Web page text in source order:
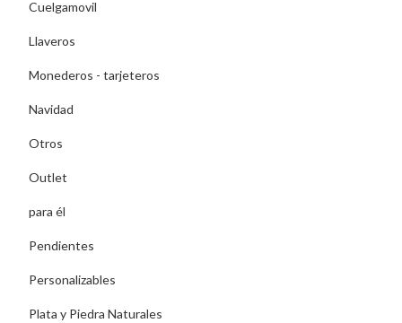
Cuelgamovil
Llaveros
Monederos - tarjeteros
Navidad
Otros
Outlet
para él
Pendientes
Personalizables
Plata y Piedra Naturales